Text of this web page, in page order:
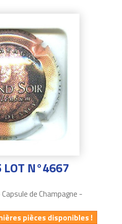
LOT N°4667
de Champagne -
pièces disponibles !